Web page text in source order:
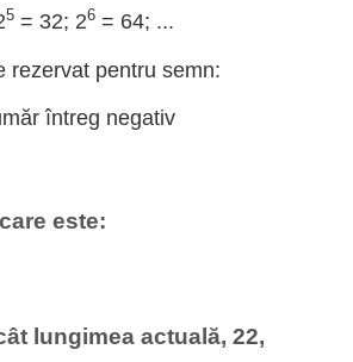
5= 32; 26= 64; ...
rezervat pentru semn:
întreg negativ
este:
lungimea actuală, 22,